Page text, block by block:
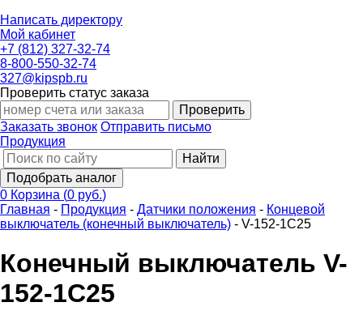
Написать директору
Мой кабинет
+7 (812) 327-32-74
8-800-550-32-74
327@kipspb.ru
Проверить статус заказа
Проверить
Заказать звонок Отправить письмо
Продукция
Найти
Подобрать аналог
0 Корзина (0 руб.)
Главная - Продукция - Датчики положения - Концевой
выключатель (конечный выключатель) - V-152-1C25
Конечный выключатель V-
152-1C25